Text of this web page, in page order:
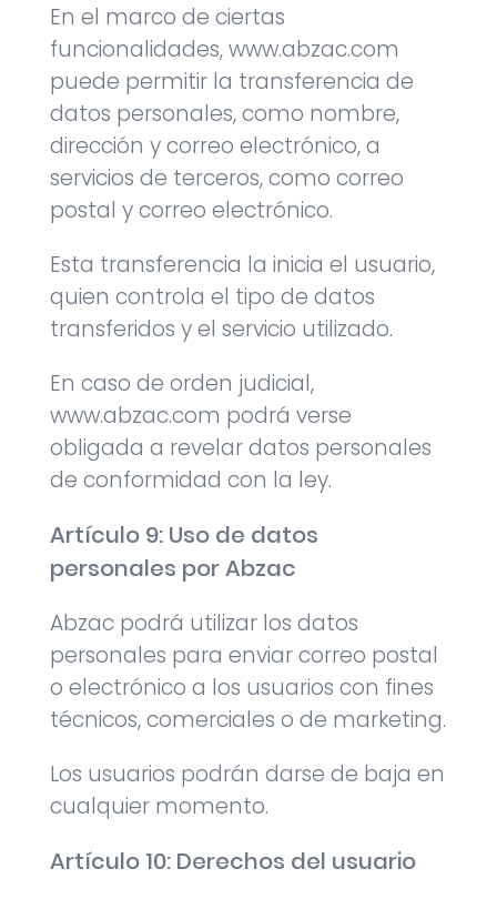
En el marco de ciertas
funcionalidades, www.abzac.com
puede permitir la transferencia de
datos personales, como nombre,
dirección y correo electrónico, a
servicios de terceros, como correo
postal y correo electrónico.
Esta transferencia la inicia el usuario,
quien controla el tipo de datos
transferidos y el servicio utilizado.
En caso de orden judicial,
www.abzac.com podrá verse
obligada a revelar datos personales
de conformidad con la ley.
Artículo 9: Uso de datos
personales por Abzac
Abzac podrá utilizar los datos
personales para enviar correo postal
o electrónico a los usuarios con fines
técnicos, comerciales o de marketing.
Los usuarios podrán darse de baja en
cualquier momento.
Artículo 10: Derechos del usuario